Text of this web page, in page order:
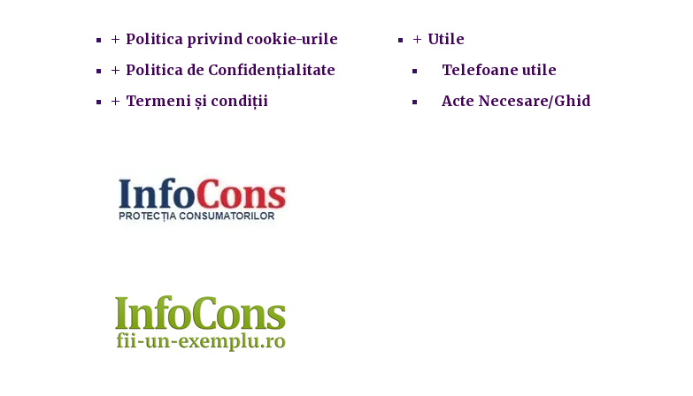
Politica privind cookie-urile
Politica de Confidențialitate
Termeni și condiții
Utile
Telefoane utile
Acte Necesare/Ghid